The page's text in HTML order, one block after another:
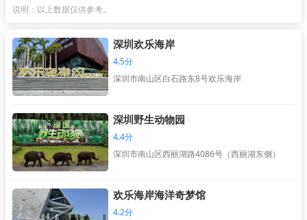
说明：以上数据仅供参考。
深圳欢乐海岸
4.5分
深圳市南山区白石路东8号欢乐海岸
深圳野生动物园
4.4分
深圳市南山区西丽湖路4086号（西丽湖东侧）
欢乐海岸海洋奇梦馆
4.2分